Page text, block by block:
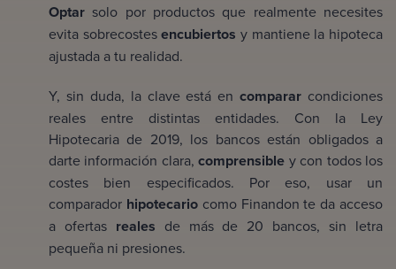
Optar solo por productos que realmente necesites
evita sobrecostesencubiertosy mantiene la hipoteca
ajustada a tu realidad.
Y, sin duda, la clave está encomparar condiciones
reales entre distintas entidades. Con la Ley
Hipotecaria de 2019, los bancos están obligados a
darte información clara,comprensible y con todos los
costes bien especificados. Por eso, usar un
comparador hipotecario como Finandon te da acceso
a ofertas reales de más de 20 bancos, sin letra
pequeña ni presiones.